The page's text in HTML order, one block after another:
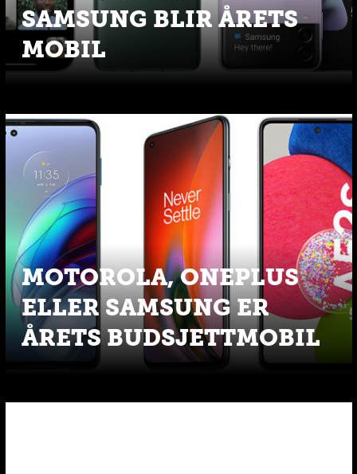
SAMSUNG BLIR ÅRETS
MOBIL
MOTOROLA, ONEPLUS
ELLER SAMSUNG ER
ÅRETS BUDSJETTMOBIL